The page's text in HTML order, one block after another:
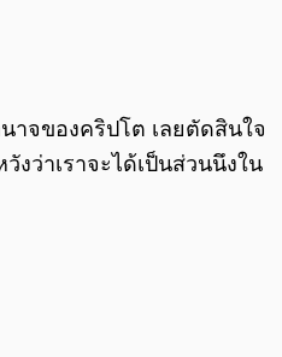
าจของคริปโต เลยตัดสินใจ
งว่าเราจะได้เป็นส่วนนึงใน